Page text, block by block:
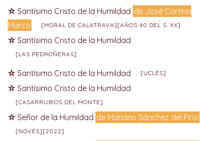
Santísimo Cristo de la Humildad de José Cortina
Marco
[MORAL DE CALATRAVA][AÑOS 40 DEL S. XX]
Santísimo Cristo de la Humildad
[LAS PEDROÑERAS]
Santísimo Cristo de la Humildad [UCLÉS]
Santísimo Cristo de la Humildad
[CASARRUBIOS DEL MONTE]
Señor de la Humildad de Mariano Sánchez del Pino
[NOVÉS][2022]